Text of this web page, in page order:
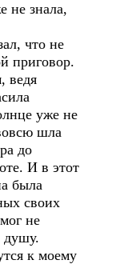
не знала,
что не
приговор.
ведя
уже не
шла
до
И в этот
была
своих
не
душу.
к моему